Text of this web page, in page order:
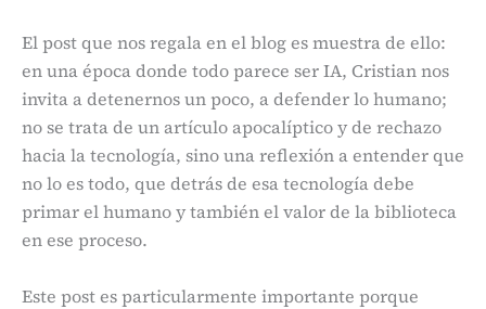
El post que nos regala en el blog es muestra de ello:
en una época donde todo parece ser IA, Cristian nos
invita a detenernos un poco, a defender lo humano;
no se trata de un artículo apocalíptico y de rechazo
hacia la tecnología, sino una reflexión a entender que
no lo es todo, que detrás de esa tecnología debe
primar el humano y también el valor de la biblioteca
en ese proceso.
Este post es particularmente importante porque